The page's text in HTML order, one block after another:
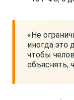
«Не
иногда это
чтобы
объяснять,